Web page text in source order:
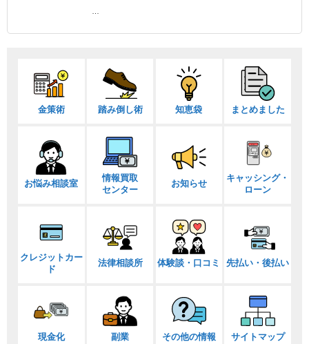
金策術 踏み倒し術 知恵袋 まとめました
お悩み相談室
情報買取
センター
お知らせ
キャッシング・
ローン
クレジットカー
ド
法律相談所 体験談・口コミ 先払い・後払い
現金化 副業 その他の情報 サイトマップ